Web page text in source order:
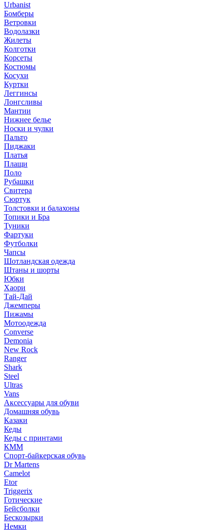
Urbanist
Бомберы
Ветровки
Водолазки
Жилеты
Колготки
Корсеты
Костюмы
Косухи
Куртки
Леггинсы
Лонгсливы
Мантии
Нижнее белье
Носки и чулки
Пальто
Пиджаки
Платья
Плащи
Поло
Рубашки
Свитера
Сюртук
Толстовки и балахоны
Топики и Бра
Туники
Фартуки
Футболки
Чапсы
Шотландская одежда
Штаны и шорты
Юбки
Хаори
Тай-Дай
Джемперы
Пижамы
Мотоодежда
Converse
Demonia
New Rock
Ranger
Shark
Steel
Ultras
Vans
Аксессуары для обуви
Домашняя обувь
Казаки
Кеды
Кеды с принтами
КММ
Спорт-байкерская обувь
Dr Martens
Camelot
Etor
Triggerix
Готические
Бейсболки
Бескозырки
Немки